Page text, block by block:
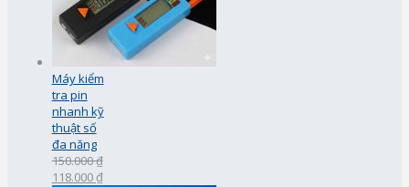
Máy kiểm
tra pin
nhanh kỹ
thuật số
đa năng
150.000 ₫
118.000 ₫